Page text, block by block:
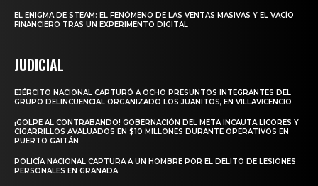
EL ENIGMA DE STEAM: EL FENÓMENO DE LAS VENTAS MASIVAS Y EL VACÍO
FINANCIERO TRAS UN EXPERIMENTO DIGITAL
JUDICIAL
EJÉRCITO NACIONAL CAPTURÓ A OCHO PRESUNTOS INTEGRANTES DEL
GRUPO DELINCUENCIAL ORGANIZADO LOS JUANITOS, EN VILLAVICENCIO
¡GOLPE AL CONTRABANDO! GOBERNACIÓN DEL META INCAUTA LICORES Y
CIGARRILLOS AVALUADOS EN $10 MILLONES DURANTE OPERATIVOS EN
PUERTO GAITÁN
POLICÍA NACIONAL CAPTURA A UN HOMBRE POR EL DELITO DE LESIONES
PERSONALES EN GRANADA